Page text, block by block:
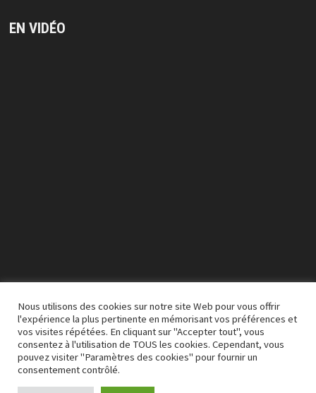
EN VIDÉO
00:00 03:50
Nous utilisons des cookies sur notre site Web pour vous offrir
l'expérience la plus pertinente en mémorisant vos préférences et
vos visites répétées. En cliquant sur "Accepter tout", vous
consentez à l'utilisation de TOUS les cookies. Cependant, vous
pouvez visiter "Paramètres des cookies" pour fournir un
consentement contrôlé.